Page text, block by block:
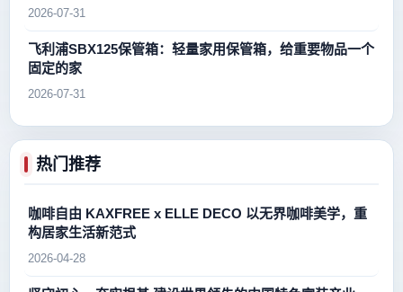
2026-07-31
飞利浦SBX125保管箱：轻量家用保管箱，给重要物品一个
固定的家
2026-07-31
热门推荐
咖啡自由 KAXFREE x ELLE DECO 以无界咖啡美学，重
构居家生活新范式
2026-04-28